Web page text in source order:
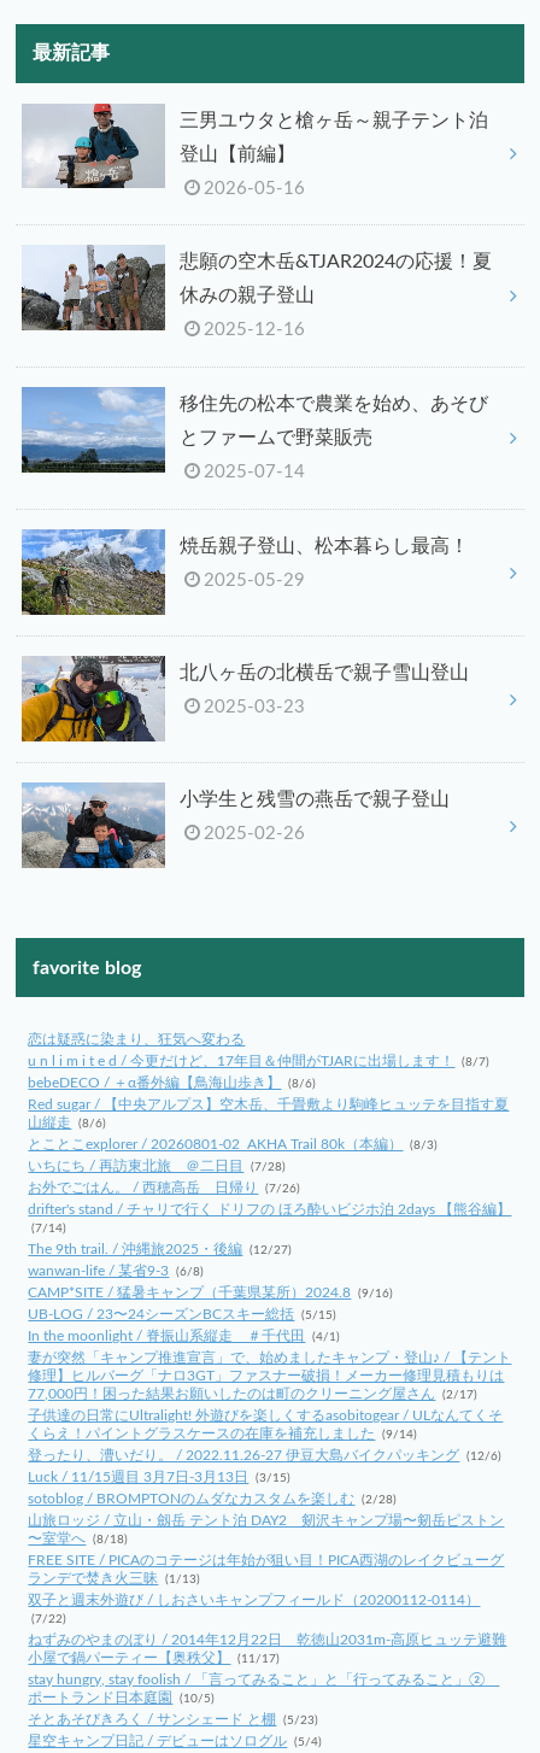
最新記事
三男ユウタと槍ヶ岳～親子テント泊
登山【前編】
2026-05-16
悲願の空木岳&TJAR2024の応援！夏
休みの親子登山
2025-12-16
移住先の松本で農業を始め、あそび
とファームで野菜販売
2025-07-14
焼岳親子登山、松本暮らし最高！
2025-05-29
北八ヶ岳の北横岳で親子雪山登山
2025-03-23
小学生と残雪の燕岳で親子登山
2025-02-26
favorite blog
恋は疑惑に染まり、狂気へ変わる
u n l i m i t e d / 今更だけど、17年目＆仲間がTJARに出場します！
(8/7)
bebeDECO / ＋α番外編【鳥海山歩き】 (8/6)
Red sugar / 【中央アルプス】空木岳、千畳敷より駒峰ヒュッテを目指す夏
山縦走
(8/6)
とことこexplorer / 20260801-02_AKHA Trail 80k（本編） (8/3)
いちにち / 再訪東北旅 ＠二日目 (7/28)
お外でごはん。 / 西穂高岳 日帰り (7/26)
drifter's stand / チャリで行く ドリフの ほろ酔いビジホ泊 2days 【熊谷編】
(7/14)
The 9th trail. / 沖縄旅2025・後編 (12/27)
wanwan-life / 某省9-3 (6/8)
CAMP*SITE / 猛暑キャンプ（千葉県某所）2024.8 (9/16)
UB-LOG / 23〜24シーズンBCスキー総括 (5/15)
In the moonlight / 脊振山系縦走 ＃千代田 (4/1)
妻が突然「キャンプ推進宣言」で、始めましたキャンプ・登山♪ / 【テント
修理】ヒルバーグ「ナロ3GT」ファスナー破損！メーカー修理見積もりは
77,000円！困った結果お願いしたのは町のクリーニング屋さん
(2/17)
子供達の日常にUltralight! 外遊びを楽しくするasobitogear / ULなんてくそ
くらえ！パイントグラスケースの在庫を補充しました
(9/14)
登ったり、漕いだり。 / 2022.11.26-27 伊豆大島バイクパッキング (12/6)
Luck / 11/15週目 3月7日-3月13日 (3/15)
sotoblog / BROMPTONのムダなカスタムを楽しむ (2/28)
山旅ロッジ / 立山・劔岳 テント泊 DAY2 剱沢キャンプ場〜剱岳ピストン
〜室堂へ (8/18)
FREE SITE / PICAのコテージは年始が狙い目！PICA西湖のレイクビューグ
ランデで焚き火三昧
(1/13)
双子と週末外遊び / しおさいキャンプフィールド（20200112-0114）
(7/22)
ねずみのやまのぼり / 2014年12月22日 乾徳山2031m-高原ヒュッテ避難
小屋で鍋パーティー【奥秩父】
(11/17)
stay hungry, stay foolish / 「言ってみること」と「行ってみること」②
ポートランド日本庭園
(10/5)
そとあそびきろく / サンシェード と棚 (5/23)
星空キャンプ日記 / デビューはソログル (5/4)